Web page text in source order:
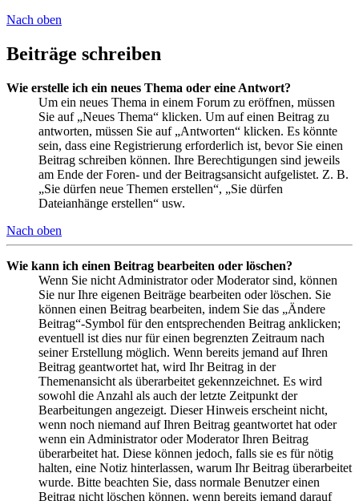
Nach oben
Beiträge schreiben
Wie erstelle ich ein neues Thema oder eine Antwort?
Um ein neues Thema in einem Forum zu eröffnen, müssen
Sie auf „Neues Thema“ klicken. Um auf einen Beitrag zu
antworten, müssen Sie auf „Antworten“ klicken. Es könnte
sein, dass eine Registrierung erforderlich ist, bevor Sie einen
Beitrag schreiben können. Ihre Berechtigungen sind jeweils
am Ende der Foren- und der Beitragsansicht aufgelistet. Z. B.
„Sie dürfen neue Themen erstellen“, „Sie dürfen
Dateianhänge erstellen“ usw.
Nach oben
Wie kann ich einen Beitrag bearbeiten oder löschen?
Wenn Sie nicht Administrator oder Moderator sind, können
Sie nur Ihre eigenen Beiträge bearbeiten oder löschen. Sie
können einen Beitrag bearbeiten, indem Sie das „Ändere
Beitrag“-Symbol für den entsprechenden Beitrag anklicken;
eventuell ist dies nur für einen begrenzten Zeitraum nach
seiner Erstellung möglich. Wenn bereits jemand auf Ihren
Beitrag geantwortet hat, wird Ihr Beitrag in der
Themenansicht als überarbeitet gekennzeichnet. Es wird
sowohl die Anzahl als auch der letzte Zeitpunkt der
Bearbeitungen angezeigt. Dieser Hinweis erscheint nicht,
wenn noch niemand auf Ihren Beitrag geantwortet hat oder
wenn ein Administrator oder Moderator Ihren Beitrag
überarbeitet hat. Diese können jedoch, falls sie es für nötig
halten, eine Notiz hinterlassen, warum Ihr Beitrag überarbeitet
wurde. Bitte beachten Sie, dass normale Benutzer einen
Beitrag nicht löschen können, wenn bereits jemand darauf